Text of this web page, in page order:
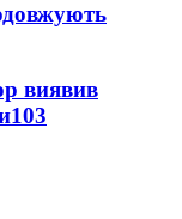
виявив
103